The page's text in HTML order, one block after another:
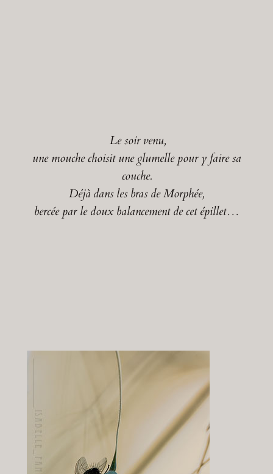
Le soir venu,
une mouche choisit une glumelle pour y faire sa
couche.
Déjà dans les bras de Morphée,
bercée par le doux balancement de cet épillet…